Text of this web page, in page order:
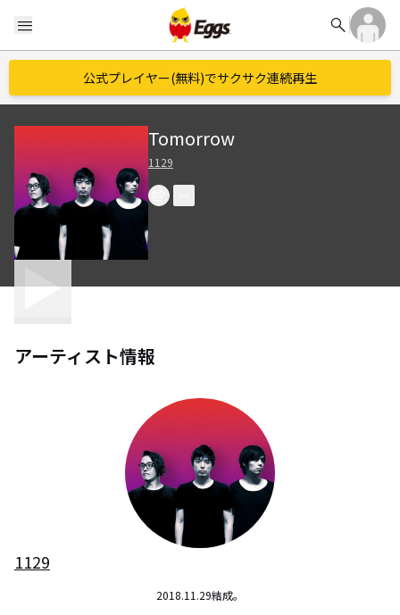
menu search
公式プレイヤー(無料)でサクサク連続再生
Tomorrow
1129
アーティスト情報
1129
2018.11.29結成。